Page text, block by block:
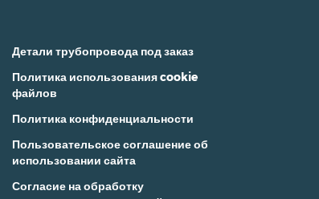
Детали трубопровода под заказ
Политика использования cookie
файлов
Политика конфиденциальности
Пользовательское соглашение об
использовании сайта
Согласие на обработку